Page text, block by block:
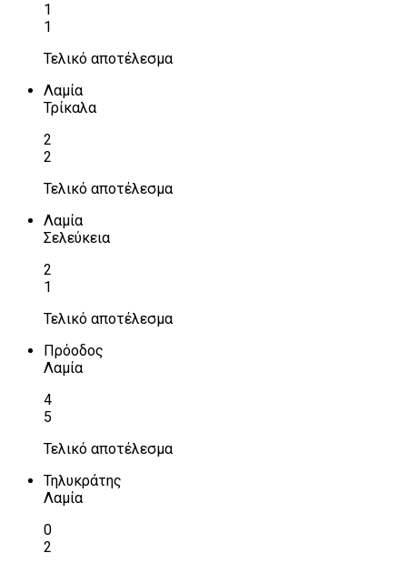
1
1
Τελικό αποτέλεσμα
Λαμία
Τρίκαλα
2
2
Τελικό αποτέλεσμα
Λαμία
Σελεύκεια
2
1
Τελικό αποτέλεσμα
Πρόοδος
Λαμία
4
5
Τελικό αποτέλεσμα
Τηλυκράτης
Λαμία
0
2